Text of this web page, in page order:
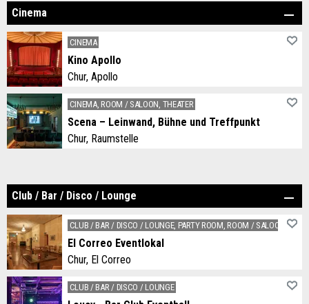
Cinema
CINEMA
Kino Apollo
Chur, Apollo
CINEMA, ROOM / SALOON, THEATER
Scena – Leinwand, Bühne und Treffpunkt
Chur, Raumstelle
Club / Bar / Disco / Lounge
CLUB / BAR / DISCO / LOUNGE, PARTY ROOM, ROOM / SALOON
El Correo Eventlokal
Chur, El Correo
CLUB / BAR / DISCO / LOUNGE